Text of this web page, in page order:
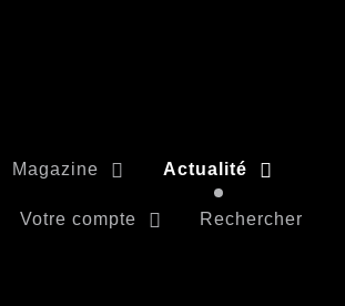
Magazine Actualité
Votre compte Rechercher